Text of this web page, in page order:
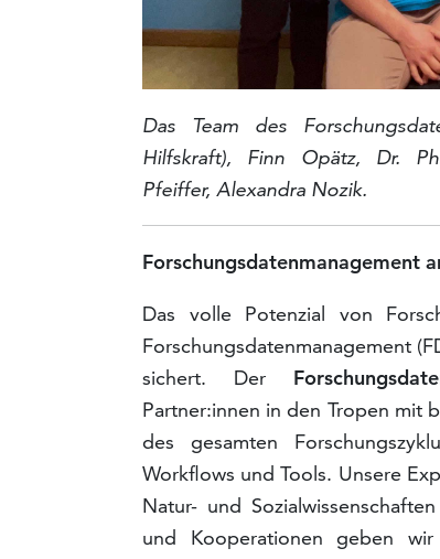
Das Team des
Hilfskraft), Finn Opätz, Dr.
Pfeiffer,Alexandra Nozik.
Forschungsdatenmanagement
Das volle Potenzial von
Forschungsdatenmanagement
sichert. Der
Partner:innen in den Tropen mit
des gesamten
Workflows und Tools. Unsere
Natur- und
und Kooperationen geben